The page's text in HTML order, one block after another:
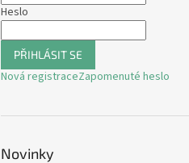
Heslo
PŘIHLÁSIT SE
Nová registraceZapomenuté heslo
Novinky